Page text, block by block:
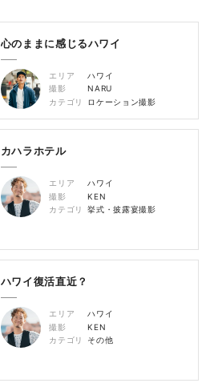
心のままに感じるハワイ
エリア
ハワイ
撮影
NARU
カテゴリ
ロケーション撮影
カハラホテル
エリア
ハワイ
撮影
KEN
カテゴリ
挙式・披露宴撮影
ハワイ復活直近？
エリア
ハワイ
撮影
KEN
カテゴリ
その他